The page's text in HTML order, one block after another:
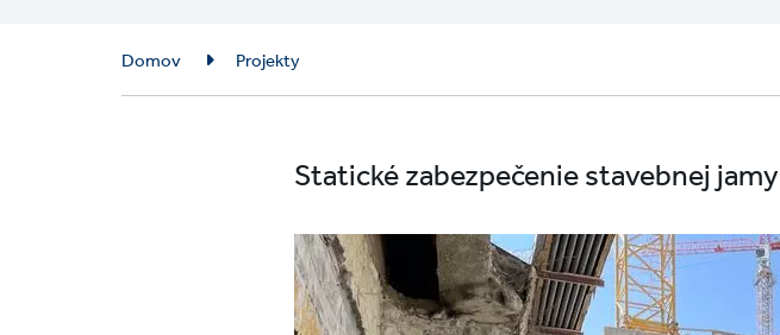
Breadcrumb
Domov Projekty
Statické zabezpečenie stavebnej jamy